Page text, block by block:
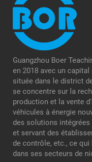
Guangzhou Boer
en 2018 avec un
située dans le district
se concentre sur la
production et la vente
véhicules à énergie
des solutions
et servant des
de contrôle, etc., ce
dans ses secteurs de